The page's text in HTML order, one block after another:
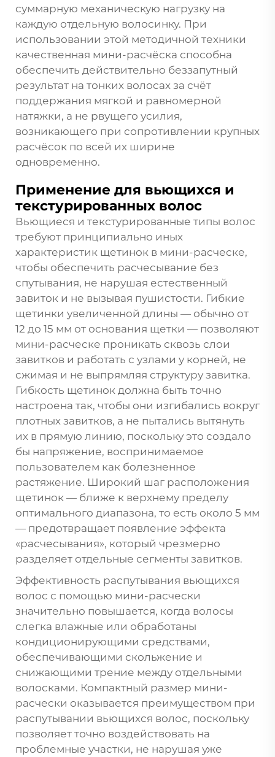
суммарную механическую нагрузку на
каждую отдельную волосинку. При
использовании этой методичной техники
качественная мини-расчёска способна
обеспечить действительно беззапутный
результат на тонких волосах за счёт
поддержания мягкой и равномерной
натяжки, а не рвущего усилия,
возникающего при сопротивлении крупных
расчёсок по всей их ширине
одновременно.
Применение для вьющихся и
текстурированных волос
Вьющиеся и текстурированные типы волос
требуют принципиально иных
характеристик щетинок в мини-расческе,
чтобы обеспечить расчесывание без
спутывания, не нарушая естественный
завиток и не вызывая пушистости. Гибкие
щетинки увеличенной длины — обычно от
12 до 15 мм от основания щетки — позволяют
мини-расческе проникать сквозь слои
завитков и работать с узлами у корней, не
сжимая и не выпрямляя структуру завитка.
Гибкость щетинок должна быть точно
настроена так, чтобы они изгибались вокруг
плотных завитков, а не пытались вытянуть
их в прямую линию, поскольку это создало
бы напряжение, воспринимаемое
пользователем как болезненное
растяжение. Широкий шаг расположения
щетинок — ближе к верхнему пределу
оптимального диапазона, то есть около 5 мм
— предотвращает появление эффекта
«расчесывания», который чрезмерно
разделяет отдельные сегменты завитков.
Эффективность распутывания вьющихся
волос с помощью мини-расчески
значительно повышается, когда волосы
слегка влажные или обработаны
кондиционирующими средствами,
обеспечивающими скольжение и
снижающими трение между отдельными
волосками. Компактный размер мини-
расчески оказывается преимуществом при
распутывании вьющихся волос, поскольку
позволяет точно воздействовать на
проблемные участки, не нарушая уже